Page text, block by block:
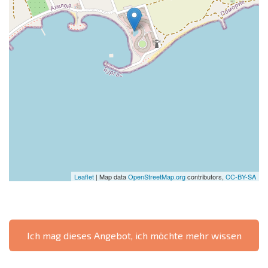
Leaflet | Map dataOpenStreetMap.orgcontributors, CC-BY-SA
Ich mag dieses Angebot, ich möchte mehr wissen